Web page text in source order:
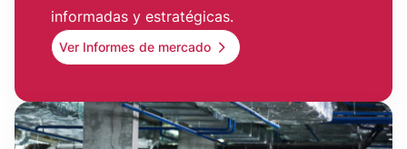
informadas y estratégicas.
Ver Informes de mercado